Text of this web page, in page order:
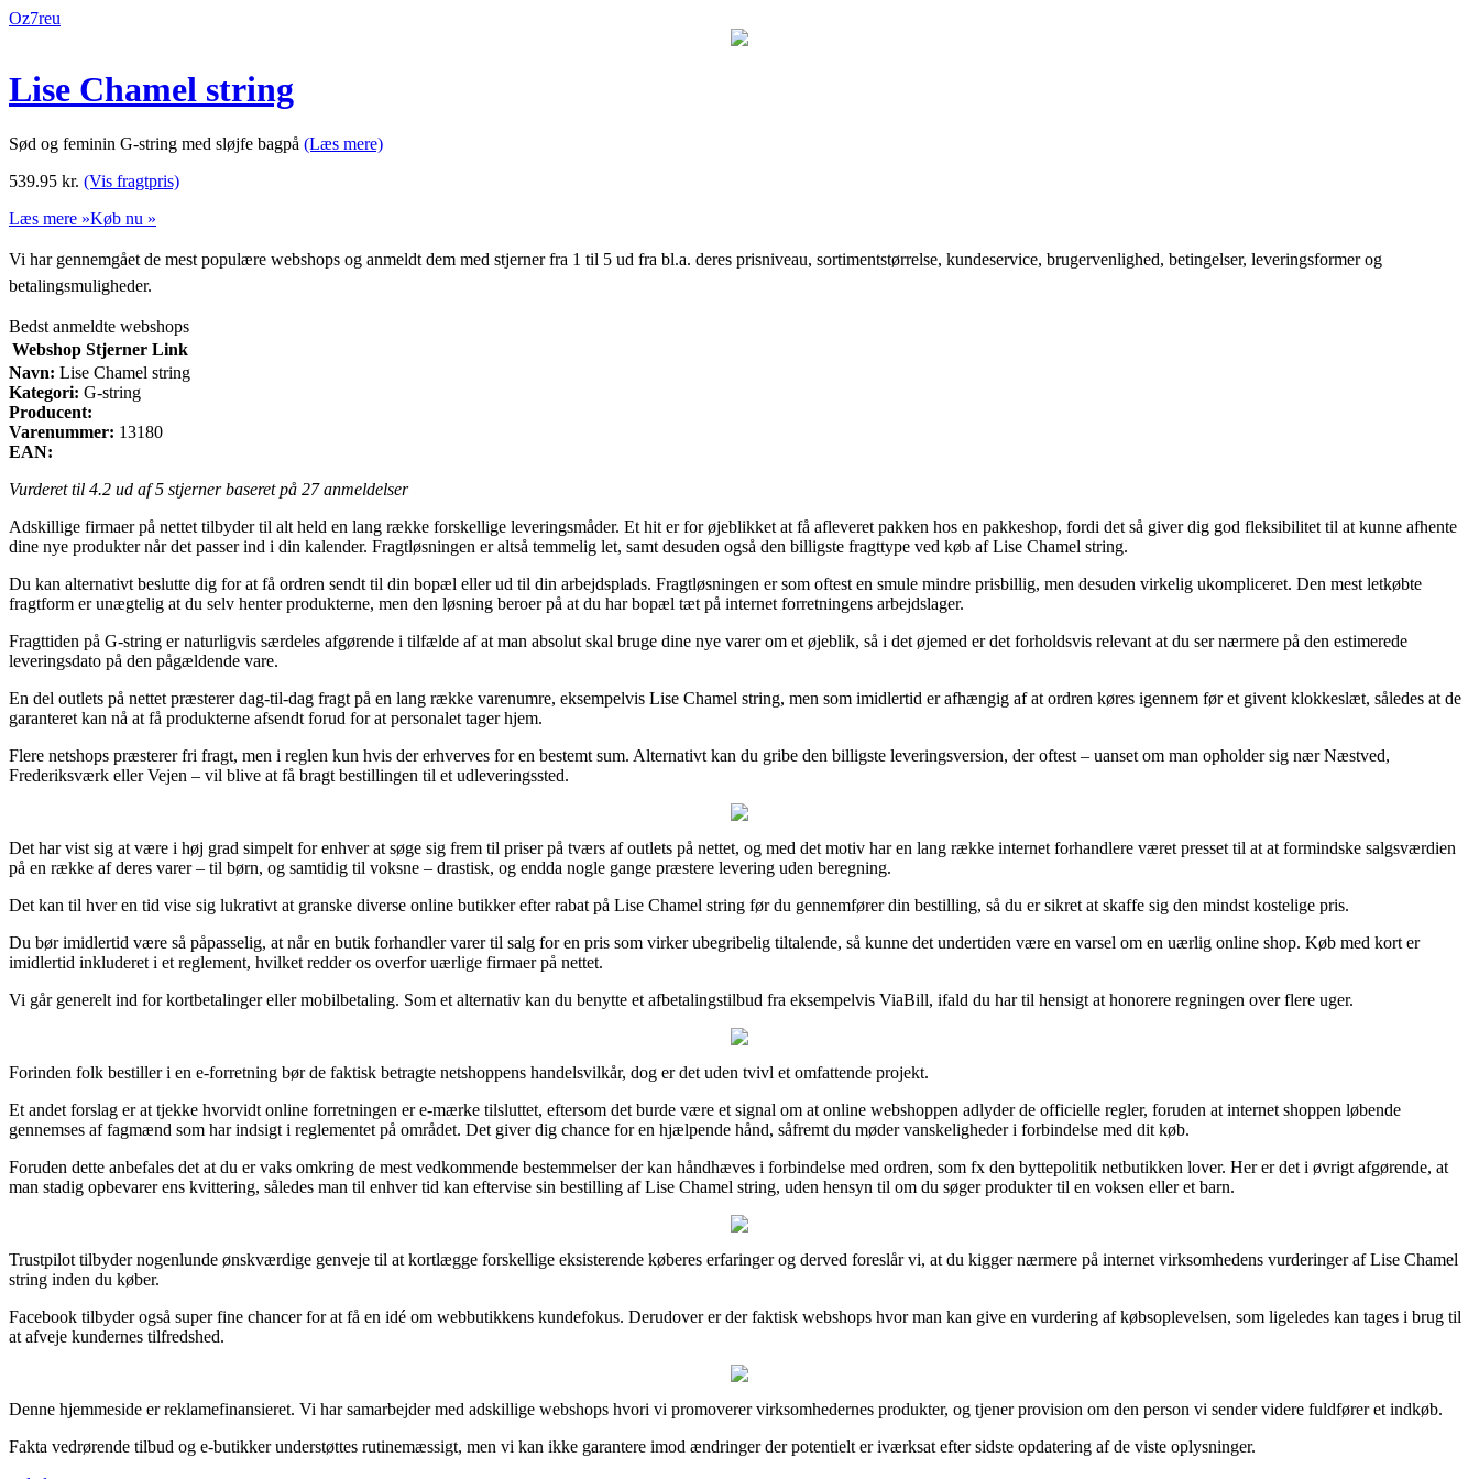
Oz7reu
Lise Chamel string
Sød og feminin G-string med sløjfe bagpå (Læs mere)
539.95 kr. (Vis fragtpris)
Læs mere »Køb nu »
Vi har gennemgået de mest populære webshops og anmeldt dem med stjerner fra 1 til 5 ud fra bl.a. deres prisniveau, sortimentstørrelse, kundeservice, brugervenlighed, betingelser, leveringsformer og
betalingsmuligheder.
Bedst anmeldte webshops
Webshop Stjerner Link
Navn: Lise Chamel string
Kategori: G-string
Producent:
Varenummer: 13180
EAN:
Vurderet til 4.2 ud af 5 stjerner baseret på 27anmeldelser
Adskillige firmaer på nettet tilbyder til alt held en lang række forskellige leveringsmåder. Et hit er for øjeblikket at få afleveret pakken hos en pakkeshop, fordi det så giver dig god fleksibilitet til at kunne afhente
dine nye produkter når det passer ind i din kalender. Fragtløsningen er altså temmelig let, samt desuden også den billigste fragttype ved køb af Lise Chamel string.
Du kan alternativt beslutte dig for at få ordren sendt til din bopæl eller ud til din arbejdsplads. Fragtløsningen er som oftest en smule mindre prisbillig, men desuden virkelig ukompliceret. Den mest letkøbte
fragtform er unægtelig at du selv henter produkterne, men den løsning beroer på at du har bopæl tæt på internet forretningens arbejdslager.
Fragttiden på G-string er naturligvis særdeles afgørende i tilfælde af at man absolut skal bruge dine nye varer om et øjeblik, så i det øjemed er det forholdsvis relevant at du ser nærmere på den estimerede
leveringsdato på den pågældende vare.
En del outlets på nettet præsterer dag-til-dag fragt på en lang række varenumre, eksempelvis Lise Chamel string, men som imidlertid er afhængig af at ordren køres igennem før et givent klokkeslæt, således at de
garanteret kan nå at få produkterne afsendt forud for at personalet tager hjem.
Flere netshops præsterer fri fragt, men i reglen kun hvis der erhverves for en bestemt sum. Alternativt kan du gribe den billigste leveringsversion, der oftest – uanset om man opholder sig nær Næstved,
Frederiksværk eller Vejen – vil blive at få bragt bestillingen til et udleveringssted.
Det har vist sig at være i høj grad simpelt for enhver at søge sig frem til priser på tværs af outlets på nettet, og med det motiv har en lang række internet forhandlere været presset til at at formindske salgsværdien
på en række af deres varer – til børn, og samtidig til voksne – drastisk, og endda nogle gange præstere levering uden beregning.
Det kan til hver en tid vise sig lukrativt at granske diverse online butikker efter rabat på Lise Chamel string før du gennemfører din bestilling, så du er sikret at skaffe sig den mindst kostelige pris.
Du bør imidlertid være så påpasselig, at når en butik forhandler varer til salg for en pris som virker ubegribelig tiltalende, så kunne det undertiden være en varsel om en uærlig online shop. Køb med kort er
imidlertid inkluderet i et reglement, hvilket redder os overfor uærlige firmaer på nettet.
Vi går generelt ind for kortbetalinger eller mobilbetaling. Som et alternativ kan du benytte et afbetalingstilbud fra eksempelvis ViaBill, ifald du har til hensigt at honorere regningen over flere uger.
Forinden folk bestiller i en e-forretning bør de faktisk betragte netshoppens handelsvilkår, dog er det uden tvivl et omfattende projekt.
Et andet forslag er at tjekke hvorvidt online forretningen er e-mærke tilsluttet, eftersom det burde være et signal om at online webshoppen adlyder de officielle regler, foruden at internet shoppen løbende
gennemses af fagmænd som har indsigt i reglementet på området. Det giver dig chance for en hjælpende hånd, såfremt du møder vanskeligheder i forbindelse med dit køb.
Foruden dette anbefales det at du er vaks omkring de mest vedkommende bestemmelser der kan håndhæves i forbindelse med ordren, som fx den byttepolitik netbutikken lover. Her er det i øvrigt afgørende, at
man stadig opbevarer ens kvittering, således man til enhver tid kan eftervise sin bestilling af Lise Chamel string, uden hensyn til om du søger produkter til en voksen eller et barn.
Trustpilot tilbyder nogenlunde ønskværdige genveje til at kortlægge forskellige eksisterende køberes erfaringer og derved foreslår vi, at du kigger nærmere på internet virksomhedens vurderinger af Lise Chamel
string inden du køber.
Facebook tilbyder også super fine chancer for at få en idé om webbutikkens kundefokus. Derudover er der faktisk webshops hvor man kan give en vurdering af købsoplevelsen, som ligeledes kan tages i brug til
at afveje kundernes tilfredshed.
Denne hjemmeside er reklamefinansieret. Vi har samarbejder med adskillige webshops hvori vi promoverer virksomhedernes produkter, og tjener provision om den person vi sender videre fuldfører et indkøb.
Fakta vedrørende tilbud og e-butikker understøttes rutinemæssigt, men vi kan ikke garantere imod ændringer der potentielt er iværksat efter sidste opdatering af de viste oplysninger.